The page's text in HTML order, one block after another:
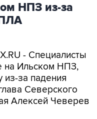
НПЗ из-за
- Специалисты
на Ильском НПЗ,
из-за падения
Северского
Алексей Чеверев